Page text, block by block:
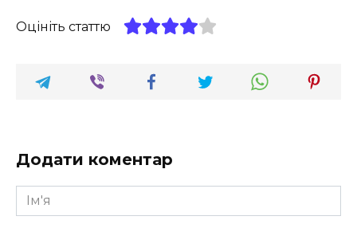
Оцініть статтю
Додати коментар
Ім'я
*